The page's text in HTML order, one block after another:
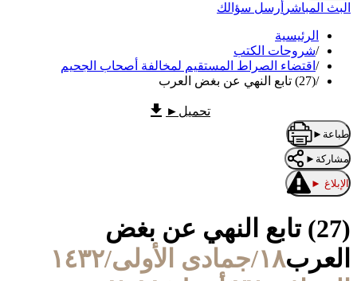
البث المباشر أرسل سؤالك
الرئيسية
/شروحات الكتب
/ اقتضاء الصراط المستقيم لمخالفة أصحاب الجحيم
/(27) تابع النهي عن بغض العرب
تحميل ►
طباعة ►
مشاركة ►
الإبلاغ ►
(27) تابع النهي عن بغض
العرب
١٨/جمادى الأولى/١٤٣٢